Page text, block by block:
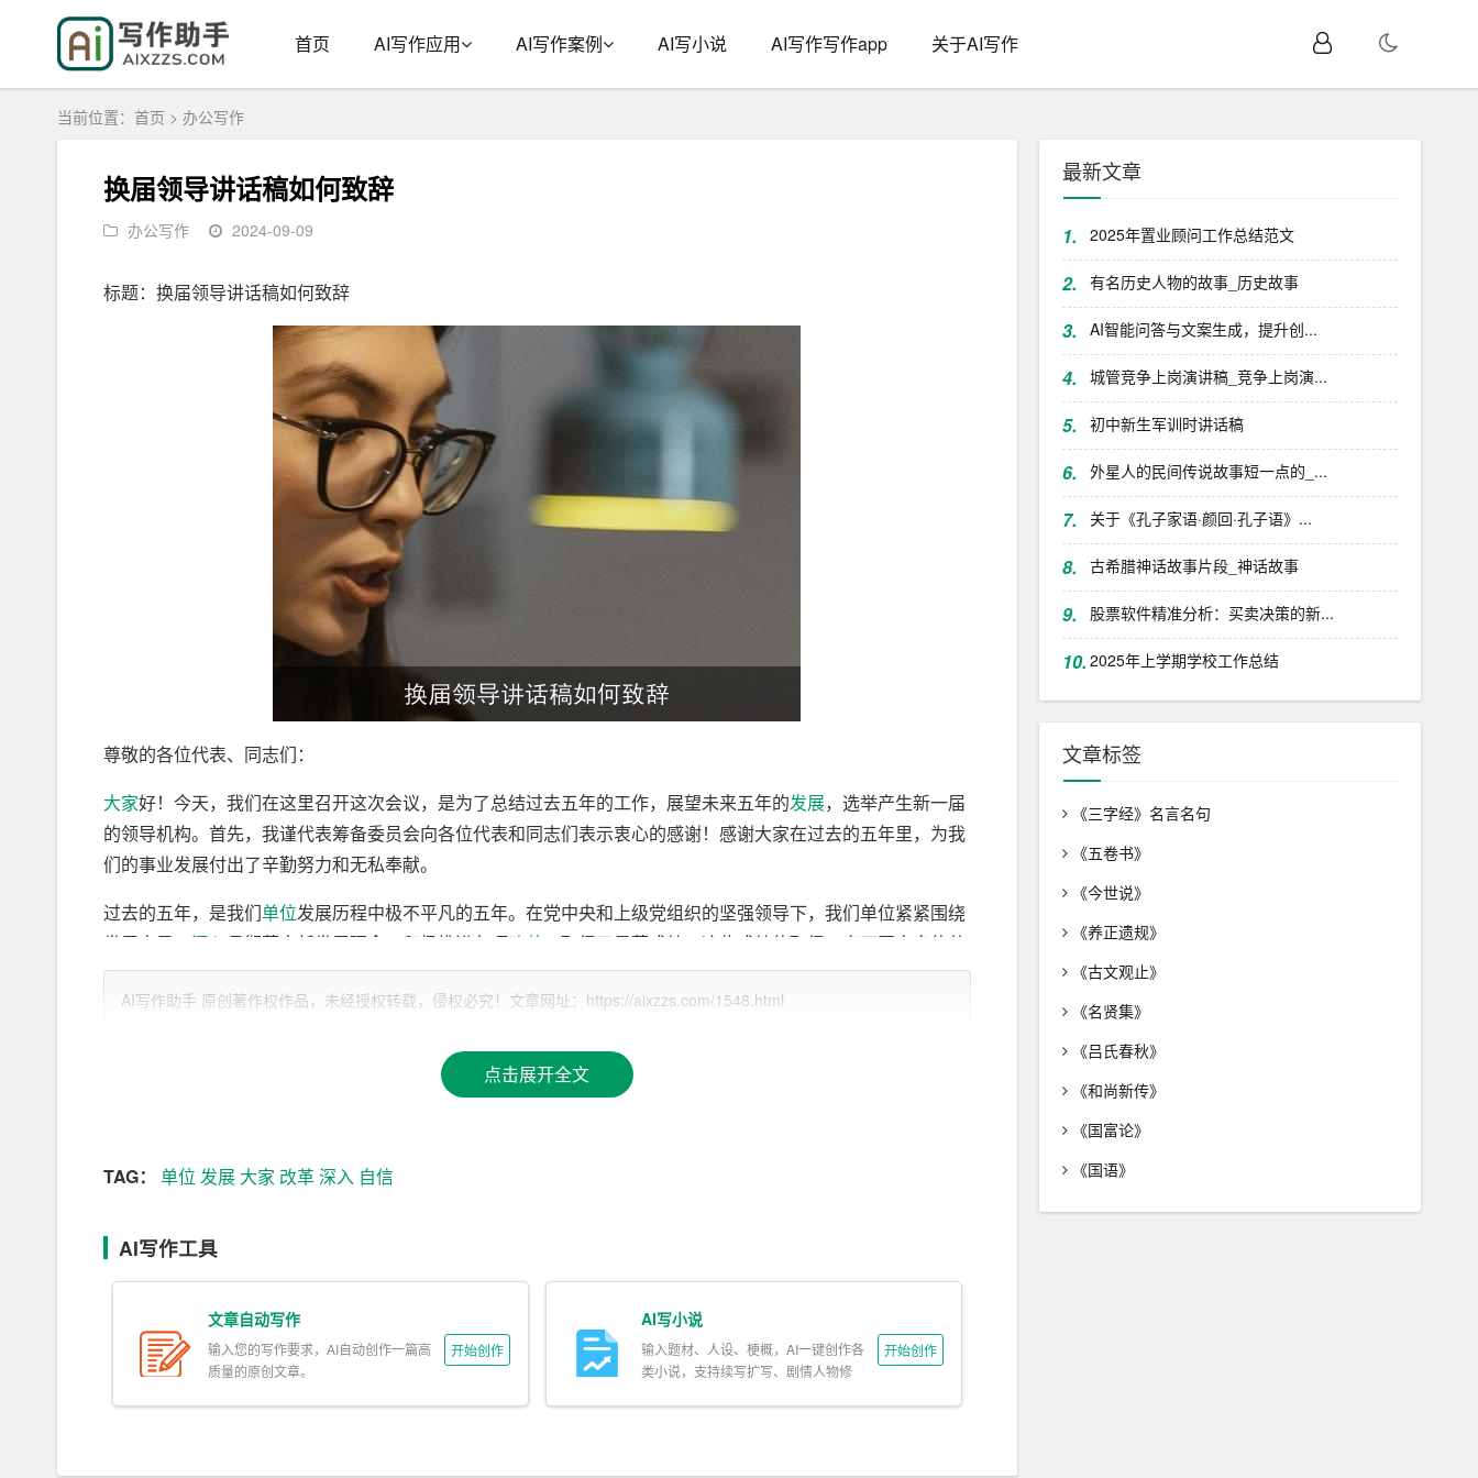
首页 AI写作应用 AI写作案例 AI写小说 AI写作写作app 关于AI写作
当前位置： 首页 > 办公写作
换届领导讲话稿如何致辞
办公写作 2024-09-09
标题：换届领导讲话稿如何致辞
尊敬的各位代表、同志们：
大家好！今天，我们在这里召开这次会议，是为了总结过去五年的工作，展望未来五年的发展，选举产生新一届
的领导机构。首先，我谨代表筹备委员会向各位代表和同志们表示衷心的感谢！感谢大家在过去的五年里，为我
们的事业发展付出了辛勤努力和无私奉献。
过去的五年，是我们单位发展历程中极不平凡的五年。在党中央和上级党组织的坚强领导下，我们单位紧紧围绕
发展大局， 深入 贯彻落实新发展理念，积极推进各项改革
，取得了显著成绩。这些成绩的取得，离不开大家的共
同努力。
当，积极作为，为单位的转型升级、创新发展作出了重要贡献。我代表本单位，向全体班子成员表示衷心的感
谢！同时，也向全体干部职工和广大职工家属表示衷心的感谢！
围，高举中国特色社会主义伟大事业的旗帜，深入学习贯彻新时代中国特色社会主义思想，紧紧围绕全面建设社
会主义现代化国家这个战略布局，奋力开创单位改革发展新局面。
为此，我代表新一届领导班子，提出以下几点希望和要求：
一、增强“四个意识”，坚定“四个自信”，做到“两个维护”。我们要牢固树立政治意识、大局意识、核心意识、看齐
意识，坚定道路自信、理论自信、制度自信、文化自信，自觉在思想上政治上行动上同党中央保持高度一致，确
保党的事业始终沿着正确方向前进。
二、深入贯彻新发展理念，推进单位转型升级。我们要坚定不移推进供给侧结构性改革，优化产业结构，提高发
AI写作助手 原创著作权作品，未经授权转载，侵权必究！文章网址：https://aixzzs.com/1548.html
点击展开全文
TAG： 单位 发展 大家 改革深入 自信
AI写作工具
文章自动写作
输入您的写作要求，AI自动创作一篇高
质量的原创文章。
开始创作
AI写小说
输入题材、人设、梗概，AI一键创作各
类小说，支持续写扩写、剧情人物修
开始创作
最新文章
1. 2025年置业顾问工作总结范文
2. 有名历史人物的故事_历史故事
3. AI智能问答与文案生成，提升创...
4. 城管竞争上岗演讲稿_竞争上岗演...
5. 初中新生军训时讲话稿
6. 外星人的民间传说故事短一点的_...
7. 关于《孔子家语·颜回·孔子语》...
8. 古希腊神话故事片段_神话故事
9. 股票软件精准分析：买卖决策的新...
10.2025年上学期学校工作总结
文章标签
《三字经》名言名句
《五卷书》
《今世说》
《养正遗规》
《古文观止》
《名贤集》
《吕氏春秋》
《和尚新传》
《国富论》
《国语》